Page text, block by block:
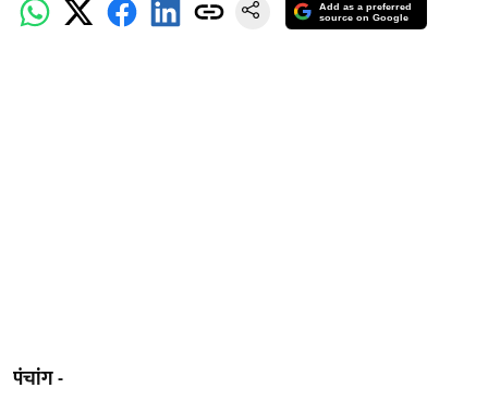
Add as a preferred
source on Google
पंचांग -